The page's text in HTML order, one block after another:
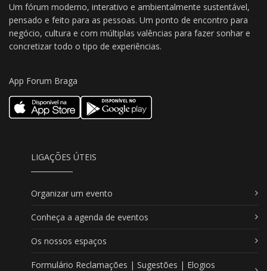
Um fórum moderno, interativo e ambientalmente sustentável,
pensado e feito para as pessoas. Um ponto de encontro para
negócio, cultura e com múltiplas valências para fazer sonhar e
concretizar todo o tipo de experiências.
App Forum Braga
LIGAÇÕES ÚTEIS
Organizar um evento
Conheça a agenda de eventos
Os nossos espaços
Formulário Reclamações | Sugestões | Elogios